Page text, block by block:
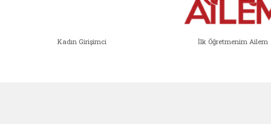
Kadın Girişimci İlk Öğretmenim Ailem